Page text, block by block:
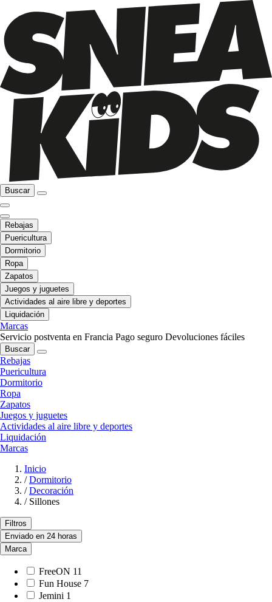
Buscar
Rebajas
Puericultura
Dormitorio
Ropa
Zapatos
Juegos y juguetes
Actividades al aire libre y deportes
Liquidación
Marcas
Servicio postventa en Francia Pago seguro Devoluciones fáciles
Buscar
Rebajas
Puericultura
Dormitorio
Ropa
Zapatos
Juegos y juguetes
Actividades al aire libre y deportes
Liquidación
Marcas
Inicio
/ Dormitorio
/ Decoración
/ Sillones
Filtros
Enviado en 24 horas
Marca
FreeON 11
Fun House 7
Jemini 1